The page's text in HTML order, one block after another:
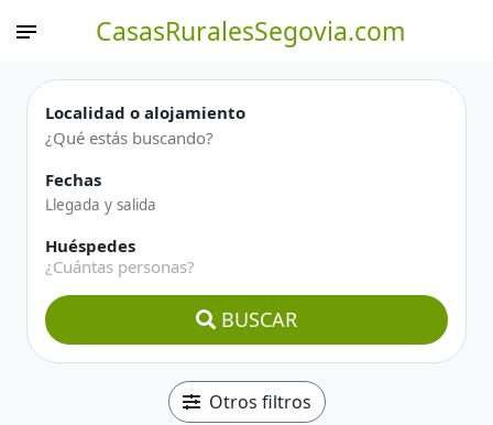
CasasRuralesSegovia.com
Localidad o alojamiento
Fechas
Huéspedes
¿Cuántas personas?
BUSCAR
Otros filtros